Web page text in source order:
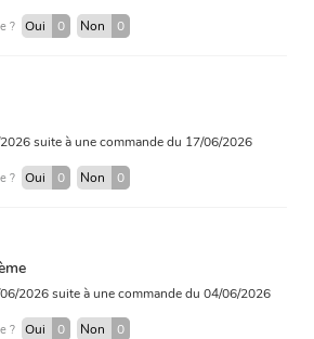
? Oui 0 Non 0
suite à une commande du 17/06/2026
? Oui 0 Non 0
2026suite à une commande du 04/06/2026
? Oui 0 Non 0